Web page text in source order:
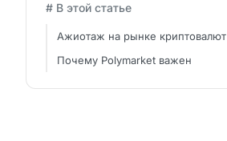
# В этой статье
Ажиотаж на рынке криптовалют
Почему Polymarket важен